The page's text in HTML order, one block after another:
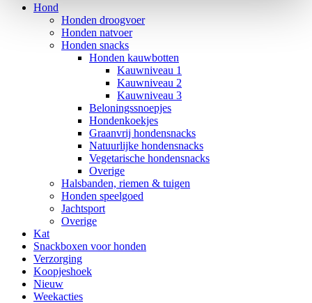
Hond
Honden droogvoer
Honden natvoer
Honden snacks
Honden kauwbotten
Kauwniveau 1
Kauwniveau 2
Kauwniveau 3
Beloningssnoepjes
Hondenkoekjes
Graanvrij hondensnacks
Natuurlijke hondensnacks
Vegetarische hondensnacks
Overige
Halsbanden, riemen & tuigen
Honden speelgoed
Jachtsport
Overige
Kat
Snackboxen voor honden
Verzorging
Koopjeshoek
Nieuw
Weekacties